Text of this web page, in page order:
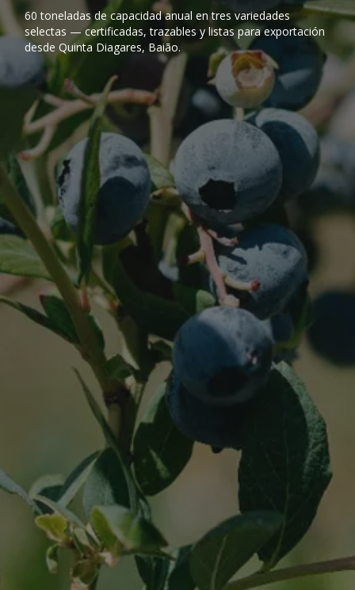
60 toneladas de capacidad anual en tres variedades
selectas — certificadas, trazables y listas para exportación
desde Quinta Diagares, Baião.